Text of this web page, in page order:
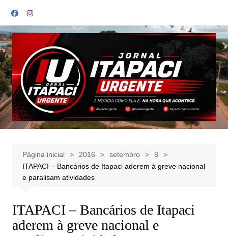
para
o
conteúdo
Página inicial 2016 setembro
8
ITAPACI – Bancários de Itapaci aderem à greve nacional
e paralisam atividades
ITAPACI – Bancários de Itapaci
aderem à greve nacional e